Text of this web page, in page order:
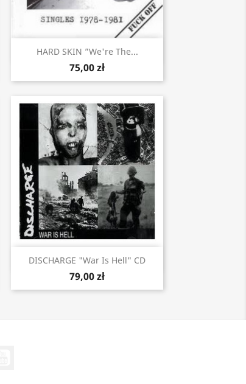
HARD SKIN ”We're The...
75,00 zł
Szybki podgląd
DISCHARGE "War Is Hell" CD
79,00 zł
Szybki podgląd